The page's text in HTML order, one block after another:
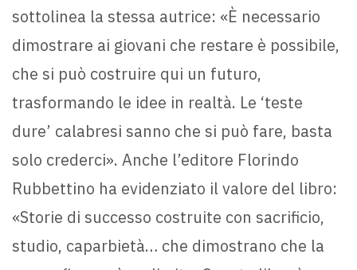
sottolinea la stessa autrice: «È necessario
dimostrare ai giovani che restare è possibile,
che si può costruire qui un futuro,
trasformando le idee in realtà. Le ‘teste
dure’ calabresi sanno che si può fare, basta
solo crederci». Anche l’editore Florindo
Rubbettino ha evidenziato il valore del libro:
«Storie di successo costruite con sacrificio,
studio, caparbietà… che dimostrano che la